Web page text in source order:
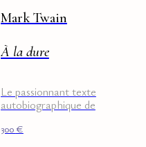
Mark Twain
À la dure
Le passionnant texte
autobiographique de
300€